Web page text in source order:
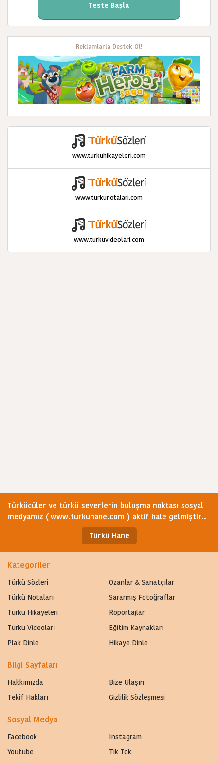
Teste Başla
Reklamlarla Destek Ol!
www.turkuhikayeleri.com
www.turkunotalari.com
www.turkuvideolari.com
Türkücüler ve türkü severlerin buluşma noktası sosyal
medyamız ( www.turkuhane.com ) aktif hale gelmiştir..
Türkü Hane
Kategoriler
Türkü Sözleri
Ozanlar & Sanatçılar
Türkü Notaları
Sararmış Fotoğraflar
Türkü Hikayeleri
Röportajlar
Türkü Videoları
Eğitim Kaynakları
Plak Dinle
Hikaye Dinle
Bilgi Sayfaları
Hakkımızda
Bize Ulaşın
Tekif Hakları
Gizlilik Sözleşmesi
Sosyal Medya
Facebook
Instagram
Youtube
Tik Tok